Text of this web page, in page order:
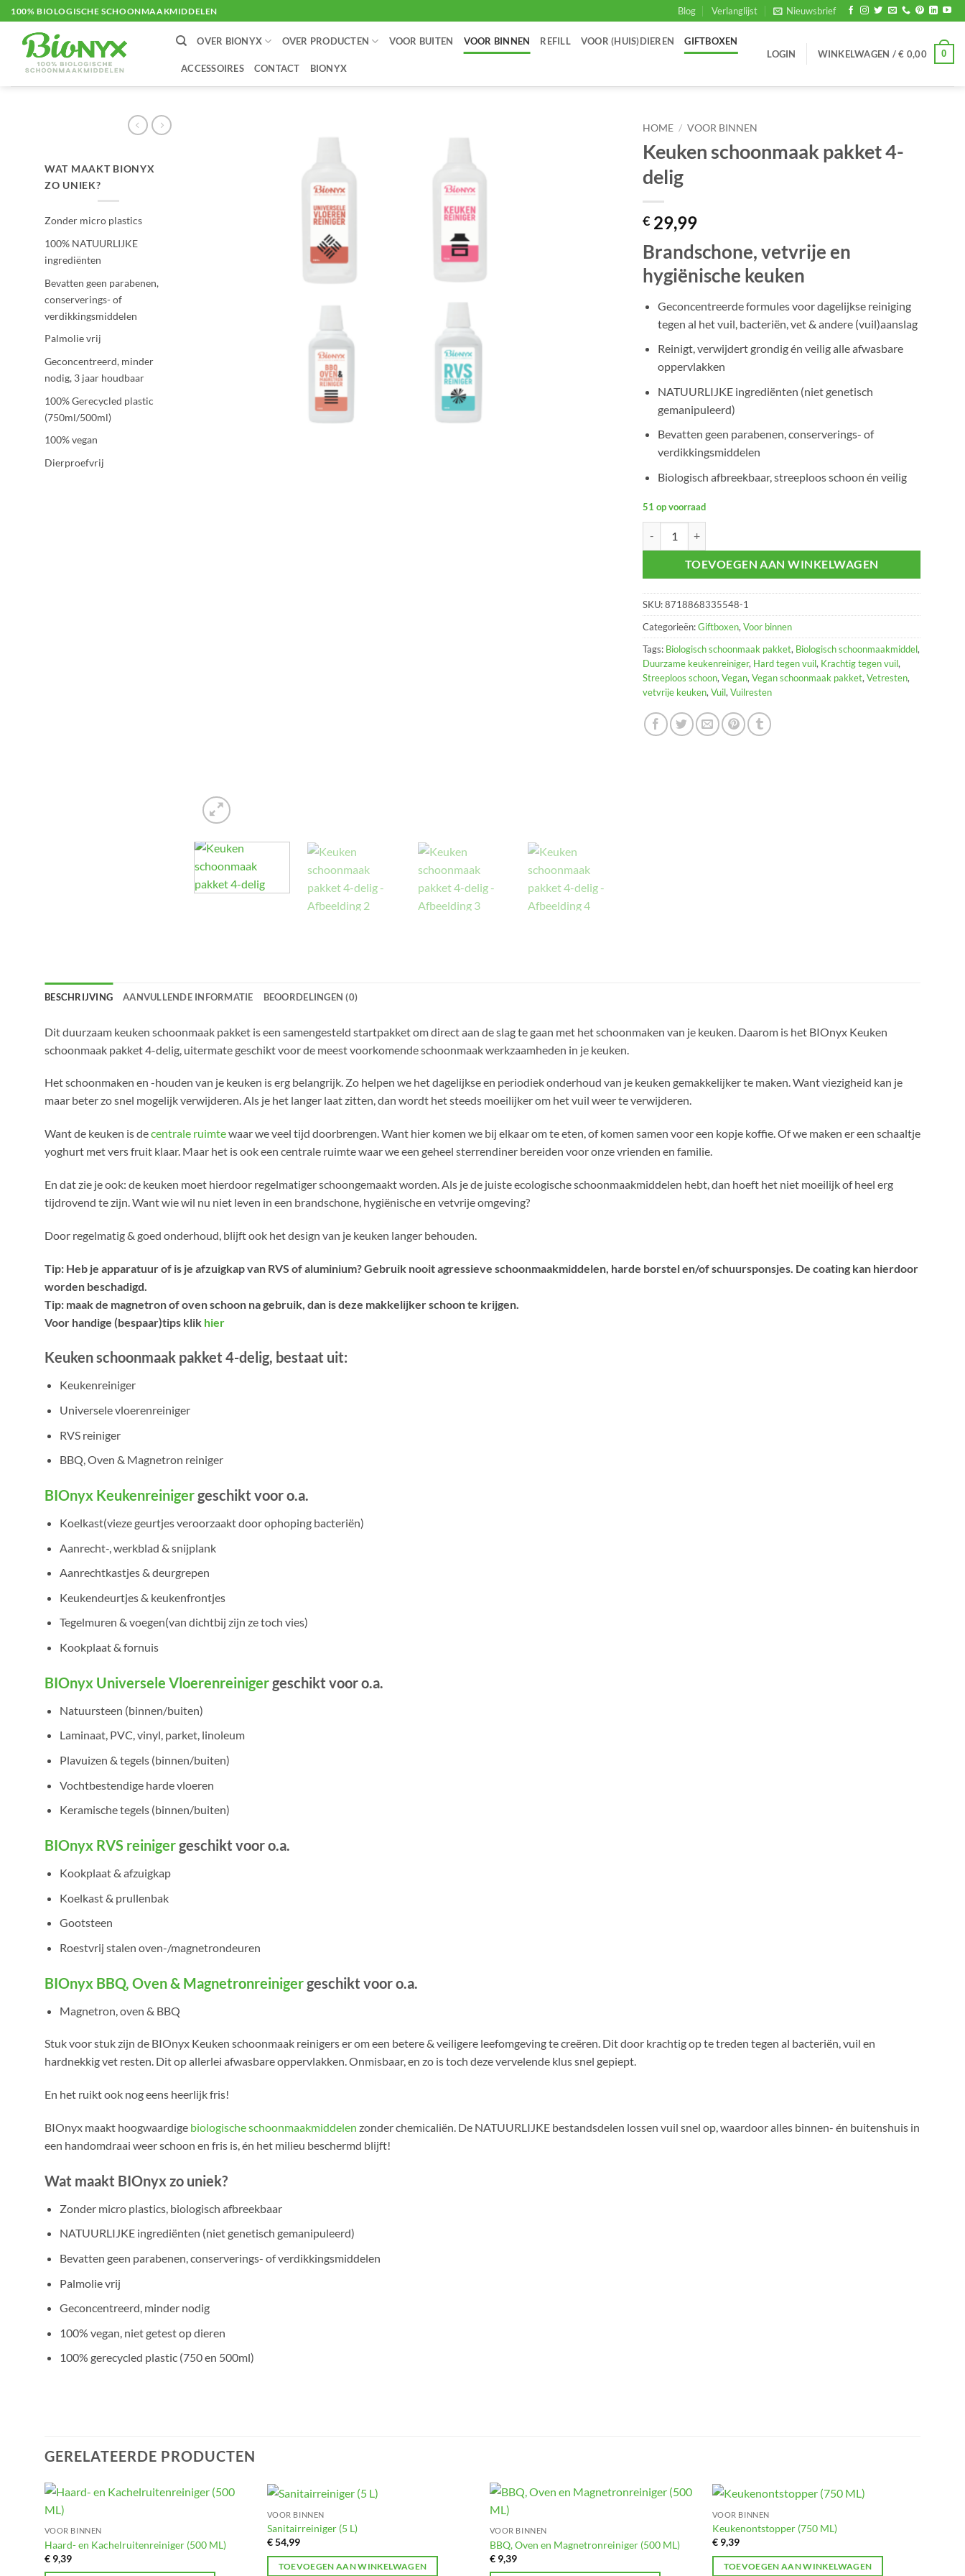
Ga
naar
inhoud
100% BIOLOGISCHE SCHOONMAAKMIDDELEN Blog Verlanglijst Nieuwsbrief
OVER BIONYX OVER PRODUCTEN VOOR BUITEN VOOR BINNEN REFILL VOOR (HUIS)DIEREN GIFTBOXEN
ACCESSOIRES CONTACT BIONYX
LOGIN WINKELWAGEN /€ 0,00 0
WAT MAAKT BIONYX
ZO UNIEK?
Zonder micro plastics
100% NATUURLIJKE
ingrediënten
Bevatten geen parabenen,
conserverings- of
verdikkingsmiddelen
Palmolie vrij
Geconcentreerd, minder
nodig, 3 jaar houdbaar
100% Gerecycled plastic
(750ml/500ml)
100% vegan
Dierproefvrij
HOME / VOOR BINNEN
Keuken schoonmaak pakket 4-
delig
€ 29,99
Brandschone, vetvrije en
hygiënische keuken
Geconcentreerde formules voor dagelijkse reiniging
tegen al het vuil, bacteriën, vet & andere (vuil)aanslag
Reinigt, verwijdert grondig én veilig alle afwasbare
oppervlakken
NATUURLIJKE ingrediënten (niet genetisch
gemanipuleerd)
Bevatten geen parabenen, conserverings- of
verdikkingsmiddelen
Biologisch afbreekbaar, streeploos schoon én veilig
51 op voorraad
TOEVOEGEN AAN WINKELWAGEN
SKU:8718868335548-1
Categorieën:Giftboxen,Voor binnen
Tags: Biologisch schoonmaak pakket, Biologisch schoonmaakmiddel,
Duurzame keukenreiniger, Hard tegen vuil, Krachtig tegen vuil,
Streeploos schoon,Vegan,Vegan schoonmaak pakket,Vetresten,
vetvrije keuken,Vuil,Vuilresten
BESCHRIJVING AANVULLENDE INFORMATIE BEOORDELINGEN (0)
Dit duurzaam keuken schoonmaak pakket is een samengesteld startpakket om direct aan de slag te gaan met het schoonmaken van je keuken. Daarom is het BIOnyx Keuken
schoonmaak pakket 4-delig, uitermate geschikt voor de meest voorkomende schoonmaak werkzaamheden in je keuken.
Het schoonmaken en -houden van je keuken is erg belangrijk. Zo helpen we het dagelijkse en periodiek onderhoud van je keuken gemakkelijker te maken. Want viezigheid kan je
maar beter zo snel mogelijk verwijderen. Als je het langer laat zitten, dan wordt het steeds moeilijker om het vuil weer te verwijderen.
Want de keuken is decentrale ruimtewaar we veel tijd doorbrengen. Want hier komen we bij elkaar om te eten, of komen samen voor een kopje koffie. Of we maken er een schaaltje
yoghurt met vers fruit klaar. Maar het is ook een centrale ruimte waar we een geheel sterrendiner bereiden voor onze vrienden en familie.
En dat zie je ook: de keuken moet hierdoor regelmatiger schoongemaakt worden. Als je de juiste ecologische schoonmaakmiddelen hebt, dan hoeft het niet moeilijk of heel erg
tijdrovend te zijn. Want wie wil nu niet leven in een brandschone, hygiënische en vetvrije omgeving?
Door regelmatig & goed onderhoud, blijft ook het design van je keuken langer behouden.
Tip: Heb je apparatuur of is je afzuigkap van RVS of aluminium? Gebruik nooit agressieve schoonmaakmiddelen, harde borstel en/of schuursponsjes. De coating kan hierdoor
worden beschadigd.
Tip: maak de magnetron of oven schoon na gebruik, dan is deze makkelijker schoon te krijgen.
Voor handige (bespaar)tips klik hier
Keuken schoonmaak pakket 4-delig, bestaat uit:
Keukenreiniger
Universele vloerenreiniger
RVS reiniger
BBQ, Oven & Magnetron reiniger
BIOnyx Keukenreinigergeschikt voor o.a.
Koelkast(vieze geurtjes veroorzaakt door ophoping bacteriën)
Aanrecht-, werkblad & snijplank
Aanrechtkastjes & deurgrepen
Keukendeurtjes & keukenfrontjes
Tegelmuren & voegen(van dichtbij zijn ze toch vies)
Kookplaat & fornuis
BIOnyx Universele Vloerenreinigergeschikt voor o.a.
Natuursteen (binnen/buiten)
Laminaat, PVC, vinyl, parket, linoleum
Plavuizen & tegels (binnen/buiten)
Vochtbestendige harde vloeren
Keramische tegels (binnen/buiten)
BIOnyx RVS reinigergeschikt voor o.a.
Kookplaat & afzuigkap
Koelkast & prullenbak
Gootsteen
Roestvrij stalen oven-/magnetrondeuren
BIOnyx BBQ, Oven & Magnetronreinigergeschikt voor o.a.
Magnetron, oven & BBQ
Stuk voor stuk zijn de BIOnyx Keuken schoonmaak reinigers er om een betere & veiligere leefomgeving te creëren. Dit door krachtig op te treden tegen al bacteriën, vuil en
hardnekkig vet resten. Dit op allerlei afwasbare oppervlakken. Onmisbaar, en zo is toch deze vervelende klus snel gepiept.
En het ruikt ook nog eens heerlijk fris!
BIOnyx maakt hoogwaardige biologische schoonmaakmiddelen zonder chemicaliën. De NATUURLIJKE bestandsdelen lossen vuil snel op, waardoor alles binnen- én buitenshuis in
een handomdraai weer schoon en fris is, én het milieu beschermd blijft!
Wat maakt BIOnyx zo uniek?
Zonder micro plastics, biologisch afbreekbaar
NATUURLIJKE ingrediënten (niet genetisch gemanipuleerd)
Bevatten geen parabenen, conserverings- of verdikkingsmiddelen
Palmolie vrij
Geconcentreerd, minder nodig
100% vegan, niet getest op dieren
100% gerecycled plastic (750 en 500ml)
GERELATEERDE PRODUCTEN
verlanglijst
VOOR BINNEN
Haard- en Kachelruitenreiniger (500 ML)
€9,39
VOOR BINNEN
Sanitairreiniger (5 L)
€54,99
TOEVOEGEN AAN WINKELWAGEN
verlanglijst
VOOR BINNEN
BBQ, Oven en Magnetronreiniger (500 ML)
€9,39
VOOR BINNEN
Keukenontstopper (750 ML)
€9,39
TOEVOEGEN AAN WINKELWAGEN